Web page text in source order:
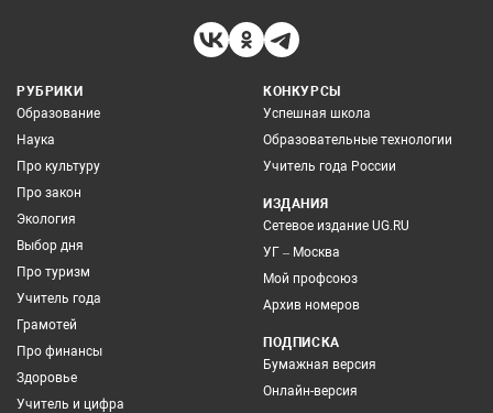
РУБРИКИ
Образование
Наука
Про культуру
Про закон
Экология
Выбор дня
Про туризм
Учитель года
Грамотей
Про финансы
Здоровье
Учитель и цифра
КОНКУРСЫ
Успешная школа
Образовательные технологии
Учитель года России
ИЗДАНИЯ
Сетевое издание UG.RU
УГ – Москва
Мой профсоюз
Архив номеров
ПОДПИСКА
Бумажная версия
Онлайн-версия